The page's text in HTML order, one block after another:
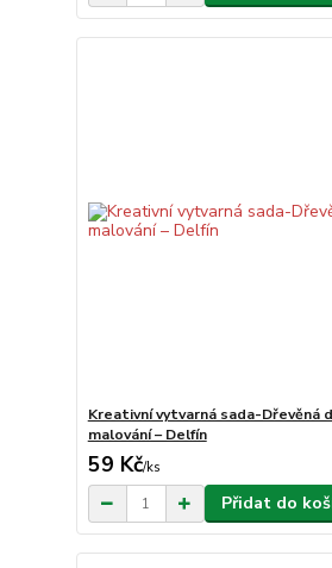
Kreativní vytvarná sada-Dřevěná
malování – Delfín
59 Kč/ks
Přidat do